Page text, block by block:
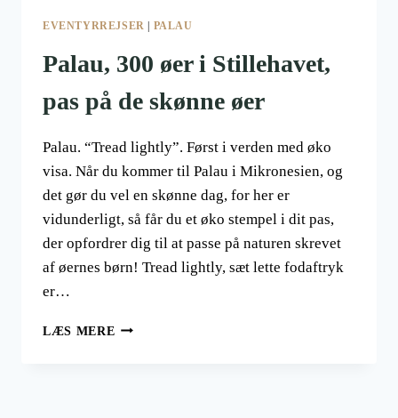
EVENTYRREJSER | PALAU
Palau, 300 øer i Stillehavet,
pas på de skønne øer
Palau. “Tread lightly”. Først i verden med øko
visa. Når du kommer til Palau i Mikronesien, og
det gør du vel en skønne dag, for her er
vidunderligt, så får du et øko stempel i dit pas,
der opfordrer dig til at passe på naturen skrevet
af øernes børn! Tread lightly, sæt lette fodaftryk
er…
LÆS MERE PALAU,